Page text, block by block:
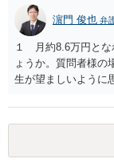
濵門 俊也 弁
１ 月約8.6万円とな
ょうか。質問者様の
生が望ましいように
してもらえるかとい
り、第一次的には個